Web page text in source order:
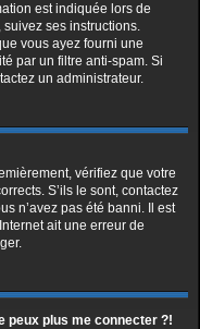
est indiquée lors de
suivez ses instructions.
vous ayez fourni une
par un filtre anti-spam. Si
un administrateur.
vérifiez que votre
S’ils le sont, contactez
n’avez pas été banni. Il est
ait une erreur de
peux plus me connecter ?!